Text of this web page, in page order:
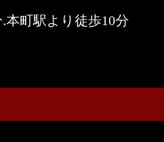
本町駅より徒歩10分